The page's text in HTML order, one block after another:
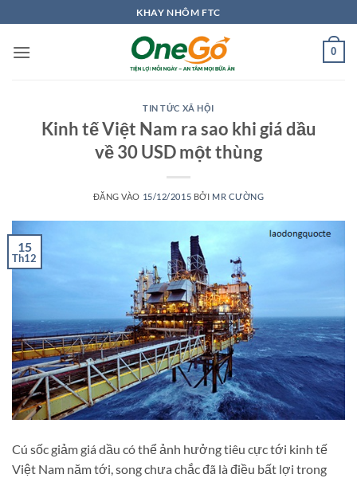
qua
nội
KHAY NHÔM FTC
0
TIN TỨC XÃ HỘI
Kinh tế Việt Nam ra sao khi giá dầu
về 30 USD một thùng
ĐĂNG VÀO 15/12/2015 BỞI MR CƯỜNG
15
Th12
Cú sốc giảm giá dầu có thể ảnh hưởng tiêu cực tới kinh tế
Việt Nam năm tới, song chưa chắc đã là điều bất lợi trong